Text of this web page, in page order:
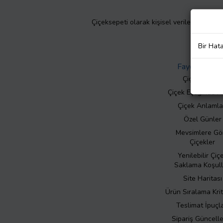
Çiçeksepeti olarak kişisel verilerinizin
Faydalı Bilgiler
Çiçek Bakımı
Çiçek Eşliğinde
Çiçek
Özel Günler
Mevsimlere
Çiçekler
Yenilebilir
Saklama
Site Haritası
Ürün Sıralama
Teslimat
Sipariş
Bir